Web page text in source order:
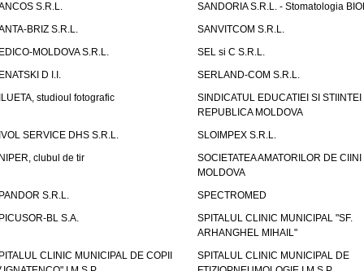
S.R.L.
SANDORIA S.R.L. - Stomatologia
BRIZ S.R.L.
SANVITCOM S.R.L.
MOLDOVA S.R.L.
SEL si C S.R.L.
D I.I.
SERLAND-COM S.R.L.
studioul fotografic
SINDICATUL EDUCATIEI SI STIINTEI
REPUBLICA MOLDOVA
SERVICE DHS S.R.L.
SLOIMPEX S.R.L.
clubul de tir
SOCIETATEA AMATORILOR DE CIINI
MOLDOVA
S.R.L.
SPECTROMED
BL S.A.
SPITALUL CLINIC MUNICIPAL "SF.
ARHANGHEL MIHAIL"
CLINIC MUNICIPAL DE COPII
SPITALUL CLINIC MUNICIPAL DE